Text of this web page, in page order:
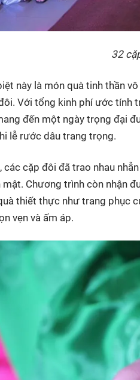
32
này là món quà tinh thần
Với tổng kinh phí ước tính
đến một ngày trọng đại
lễ rước dâu trang trọng.
các cặp đôi đã trao nhau
Chương trình còn nhận
thiết thực như trang phục
vẹn và ấm áp.